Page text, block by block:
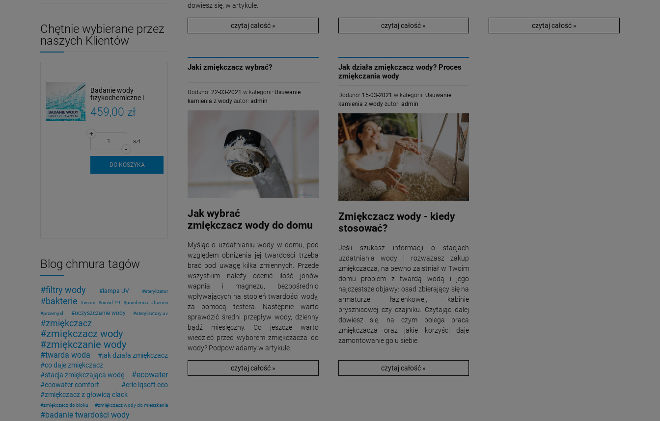
Chętnie wybierane przez
naszych Klientów
Badanie wody
fizykochemiczne i
Pobór próbek i analiza
459,00 zł
-
+
szt.
DO KOSZYKA
Membrana osmotyczna
Osmotec 150 GPD
120,00 zł
-
szt.
DO KOSZYKA
3,15mm - 17,5 L
40,00 zł
-
+
szt.
DO KOSZYKA
Blog chmura tagów
filtry wody lampa UV sterylizator
bakterie wirus covid-19 pandemia
biznes
przemysł
oczyszczanie wody sterylizatory uv
zmiękczacz
zmiękczacz wody
zmiękczanie wody
twarda woda
jak działa zmiękczacz
co daje zmiękczacz
stacja zmiękczająca wodę
ecowater
ecowater comfort
erie iqsoft eco
zmiękczacz z głowicą clack
zmiękczacz do bloku zmiękczacz wody do mieszkania
badanie twardości wody
dowiesz się, w artykule.
czytaj całość » czytaj całość » czytaj całość »
Jaki zmiękczacz wybrać?
Dodano: 22-03-2021 w kategorii: Usuwanie
kamienia z wody autor: admin
Jak wybrać
zmiękczacz wody do domu
Myśląc o uzdatnianiu wody w domu, pod
względem obniżenia jej twardości trzeba
brać pod uwagę kilka zmiennych. Przede
wszystkim należy ocenić ilość jonów
wapnia i magnezu, bezpośrednio
wpływających na stopień twardości wody,
za pomocą testera. Następnie warto
sprawdzić średni przepływ wody, dzienny
bądź miesięczny. Co jeszcze warto
wiedzieć przed wyborem zmiękczacza do
wody? Podpowiadamy w artykule.
czytaj całość »
Jak działa zmiękczacz wody? Proces
zmiękczania wody
Dodano: 15-03-2021 w kategorii: Usuwanie
kamienia z wodyautor: admin
Zmiękczacz wody- kiedy
stosować?
Jeśli szukasz informacji o stacjach
uzdatniania wody i rozważasz zakup
zmiękczacza, na pewno zaistniał w Twoim
domu problem z twardą wodą i jego
najczęstsze objawy: osad zbierający się na
armaturze łazienkowej, kabinie
prysznicowej czy czajniku. Czytając dalej
dowiesz się, na czym polega praca
zmiękczacza oraz jakie korzyści daje
zamontowanie go u siebie.
czytaj całość »